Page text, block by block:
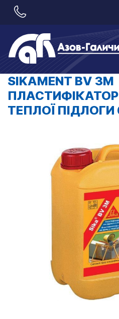
SIKAMENT BV 3M
ТЕПЛОЇ ПІДЛОГИ